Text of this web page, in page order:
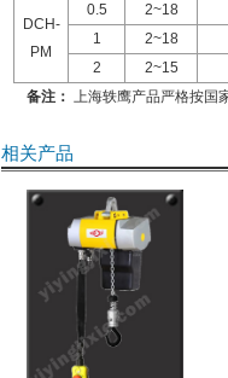
DCH-
PM
0.5 2~18
1
2~18
2
2~15
备注： 上海轶鹰产品严格按国
相关产品